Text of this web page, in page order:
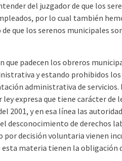
del juzgador de que los
por lo cual también
que los serenos municipales
que padecen los obreros
y estando prohibidos
administrativa de
expresa que tiene carácter
2001, y en esa línea las
desconocimiento de derechos
decisión voluntaria vienen
materia tienen la obligación